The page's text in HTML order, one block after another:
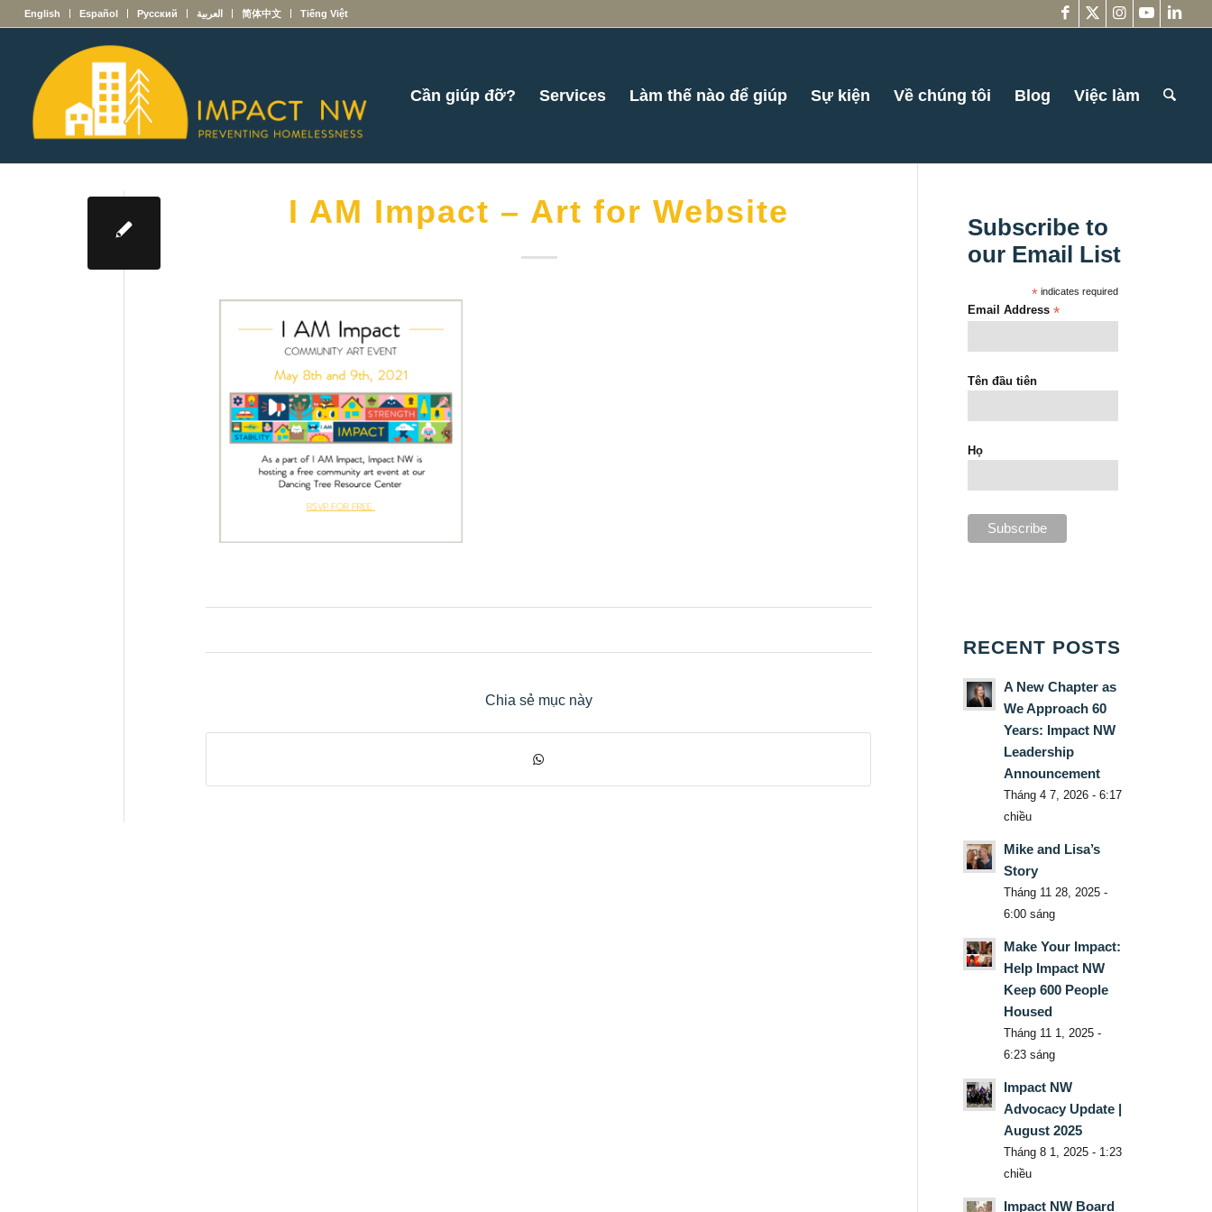
English Español Русский العربية 简体中文 Tiếng Việt
Cần giúp đỡ? Services Làm thế nào để giúp Sự kiện Về chúng tôi Blog Việc làm
I AM Impact – Art for Website
Chia sẻ mục này
Subscribe to
our Email List
* indicates required
Email Address*
Tên đầu tiên
Họ
RECENT POSTS
A New Chapter as
We Approach 60
Years: Impact NW
Leadership
Announcement
Tháng 4 7, 2026 - 6:17
chiều
Mike and Lisa’s
Story
Tháng 11 28, 2025 -
6:00 sáng
Make Your Impact:
Help Impact NW
Keep 600 People
Housed
Tháng 11 1, 2025 -
6:23 sáng
Impact NW
Advocacy Update |
August 2025
Tháng 8 1, 2025 - 1:23
chiều
Impact NW Board